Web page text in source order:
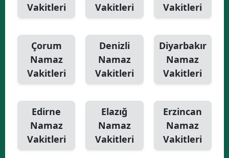
Vakitleri
Vakitleri
Vakitleri
Çorum
Namaz
Vakitleri
Denizli
Namaz
Vakitleri
Diyarbakır
Namaz
Vakitleri
Edirne
Namaz
Vakitleri
Elazığ
Namaz
Vakitleri
Erzincan
Namaz
Vakitleri